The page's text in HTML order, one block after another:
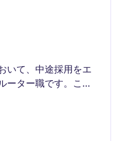
いて、中途採用をエ
ーター職です。こち
ます。